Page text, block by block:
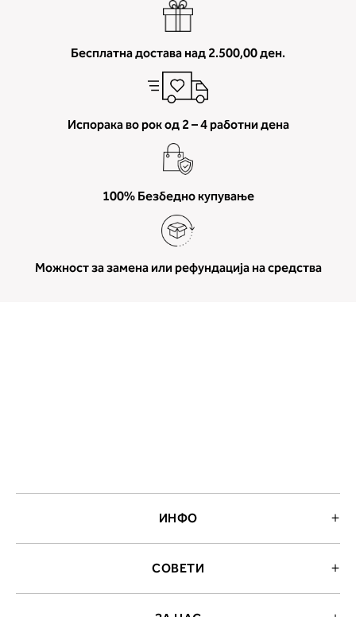
Бесплатна достава над 2.500,00 ден.
Испорака во рок од 2 – 4 работни дена
100% Безбедно купување
Можност за замена или рефундација на средства
ИНФО
СОВЕТИ
2. Обем на градите
Измерете го обемот на градите.
Ставете ја мерната лента преку
грбот на ниво на задното
преку градите, на ниво на
помеѓу градите. Во делот 2 ќе
прочитате која длабочина на
мерење (A, B...) - побарајте во